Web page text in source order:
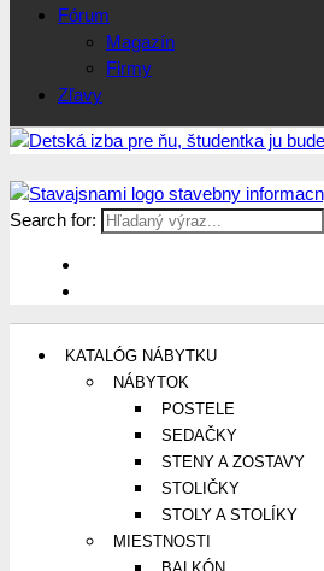
Fórum
Magazín
Firmy
Zľavy
Stavajsnami.sk
Stavebníctvo, stavby, byty, domy a
Search for:
KATALÓG NÁBYTKU
NÁBYTOK
POSTELE
SEDAČKY
STENY A ZOSTAVY
STOLIČKY
STOLY A STOLÍKY
MIESTNOSTI